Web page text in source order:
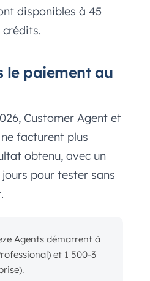
disponibles à 45
le paiement au
Customer Agent et
facturent plus
obtenu, avec un
pour tester sans
Agents démarrent à
et 1 500-3